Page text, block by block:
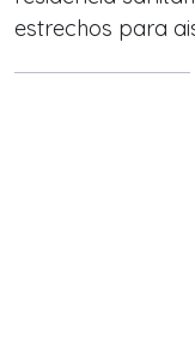
estrechos para